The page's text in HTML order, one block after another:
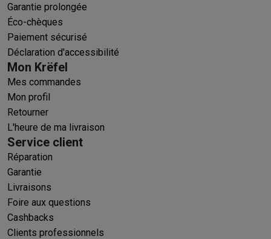
Garantie prolongée
Éco-chèques
Paiement sécurisé
Déclaration d'accessibilité
Mon Krëfel
Mes commandes
Mon profil
Retourner
L'heure de ma livraison
Service client
Réparation
Garantie
Livraisons
Foire aux questions
Cashbacks
Clients professionnels